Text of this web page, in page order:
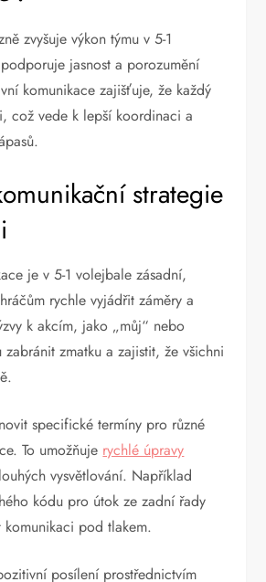
zvyšuje výkon týmu v 5-1
jasnost a porozumění
komunikace zajišťuje, že každý
což vede k lepší koordinaci a
strategie
je v 5-1 volejbale zásadní,
rychle vyjádřit záměry a
k akcím, jako „můj“ nebo
zmatku a zajistit, že všichni
specifické termíny pro různé
To umožňuje rychlé úpravy
vysvětlování. Například
kódu pro útok ze zadní řady
komunikaci pod tlakem.
posílení prostřednictvím